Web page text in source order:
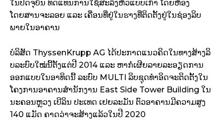
ໃນປັດຈຸບັນ ທົດແທນການໃຊ້ສະລິງຫິ້ວແບບເກົ່າ ໂດຍຫ້ອງ
ໂດຍສານຈະລອຍ ແລະ ເຄື່ອນທີ່ຢູ່ໃນຮາງທີ່ຕິດຕັ້ງຢູ່ໃນຊ່ອງລິບ
ພາຍໃນອາຄານ
ບໍລິສັດ ThyssenKrupp AG ໄດ້ປະກາດແນວຄິດໃນທາງສ້າງລິ
ບລະບົບໃໝ່ນີ້ຕັ້ງແຕ່ປີ 2014 ແລະ ຫາກໍ່ເຜີຍລາຍລະອຽດການ
ອອກແບບໃນອາທິດນີ້ ລະບົບ MULTI ລິບຊຸດທຳອິດຈະຕິດຕັ້ງໃນ
ໂຄງການອາຄານສຳນັກງານ East Side Tower Building ໃນ
ນະຄອນຫຼວງ ເບີລິນ ປະເທດ ເຢຍລະມັນ ຕົວອາຄານມີຄວາມສູງ
140 ແມັດ ຄາດວ່າຈະສ້າງແລ້ວໃນປີ 2020